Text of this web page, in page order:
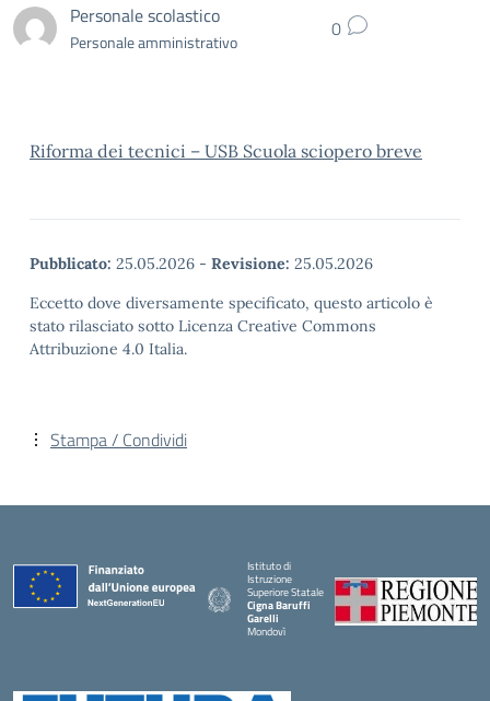
Personale scolastico
Personale amministrativo 0
Riforma dei tecnici – USB Scuola sciopero breve
Pubblicato: 25.05.2026 - Revisione: 25.05.2026
Eccetto dove diversamente specificato, questo articolo è
stato rilasciato sotto Licenza Creative Commons
Attribuzione 4.0 Italia.
Stampa / Condividi
Istituto di
Istruzione
Superiore Statale
Cigna Baruffi
Garelli
Mondovì